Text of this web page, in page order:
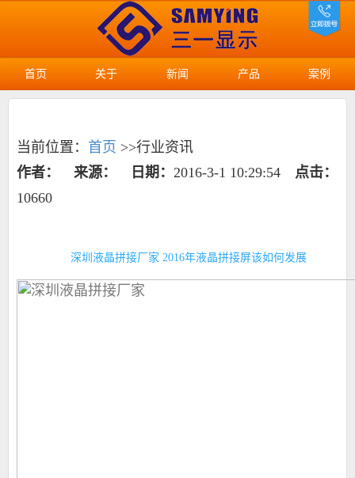
首页 关于 新闻 产品 案例
当前位置： 首页 >>行业资讯
作者：
来源： 日期： 2016-3-1 10:29:54 点击：
10660
深圳液晶拼接厂家 2016年液晶拼接屏该如何发展